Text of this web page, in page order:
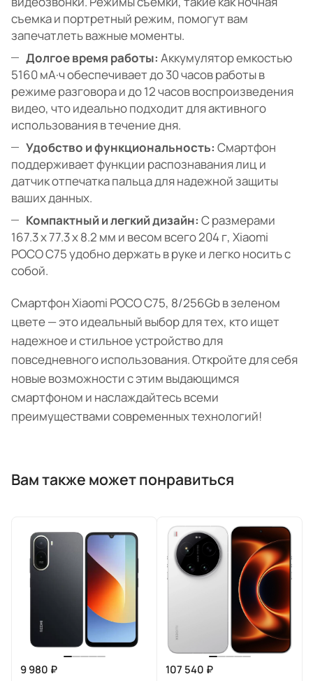
съемка и портретный режим, помогут вам
запечатлеть важные моменты.
Долгое время работы: Аккумулятор емкостью
5160 мА·ч обеспечивает до 30 часов работы в
режиме разговора и до 12 часов воспроизведения
видео, что идеально подходит для активного
использования в течение дня.
Удобство и функциональность: Смартфон
поддерживает функции распознавания лиц и
датчик отпечатка пальца для надежной защиты
ваших данных.
Компактный и легкий дизайн: С размерами
167.3 х 77.3 х 8.2 мм и весом всего 204 г, Xiaomi
POCO C75 удобно держать в руке и легко носить с
собой.
Смартфон Xiaomi POCO C75, 8/256Gb в зеленом
цвете — это идеальный выбор для тех, кто ищет
надежное и стильное устройство для
повседневного использования. Откройте для себя
новые возможности с этим выдающимся
смартфоном и наслаждайтесь всеми
преимуществами современных технологий!
Вам также может понравиться
9 980 ₽ 107 540 ₽